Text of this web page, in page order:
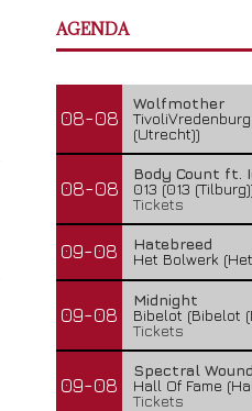
AGENDA
08-08
Wolfmother
(Utrecht))
08-08
Body Count ft.
013 (013
Tickets
09-08
Hatebreed
Het Bolwerk
09-08
Midnight
Bibelot (Bibelot
Tickets
09-08
Spectral Wound
Hall Of Fame
Tickets